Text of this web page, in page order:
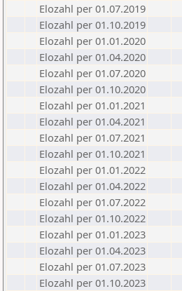
Elozahl per 01.07.2019
Elozahl per 01.10.2019
Elozahl per 01.01.2020
Elozahl per 01.04.2020
Elozahl per 01.07.2020
Elozahl per 01.10.2020
Elozahl per 01.01.2021
Elozahl per 01.04.2021
Elozahl per 01.07.2021
Elozahl per 01.10.2021
Elozahl per 01.01.2022
Elozahl per 01.04.2022
Elozahl per 01.07.2022
Elozahl per 01.10.2022
Elozahl per 01.01.2023
Elozahl per 01.04.2023
Elozahl per 01.07.2023
Elozahl per 01.10.2023